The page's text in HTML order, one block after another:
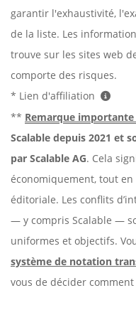
garantir l'exhaustivité,
de la liste. Les
trouve sur les sites web
comporte des risques.
* Lien d'affiliation
** Remarque importante
Scalable depuis 2021 et
par Scalable AG. Cela
économiquement, tout
éditoriale. Les conflits
— y compris Scalable —
uniformes et objectifs.
système de notation
vous de décider